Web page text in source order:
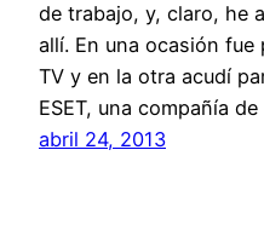
de trabajo, y, claro, he
allí. En una ocasión
TV y en la otra acudí
ESET, una compañía
abril 24, 2013